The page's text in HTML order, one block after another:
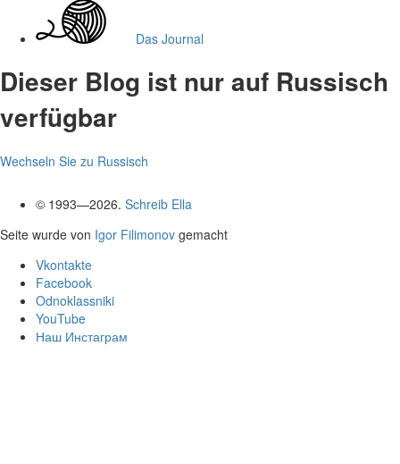
Das Journal
Dieser Blog ist nur auf Russisch
verfügbar
Wechseln Sie zu Russisch
© 1993—2026. Schreib Ella
Seite wurde von Igor Filimonov gemacht
Vkontakte
Facebook
Odnoklassniki
YouTube
Наш Инстаграм